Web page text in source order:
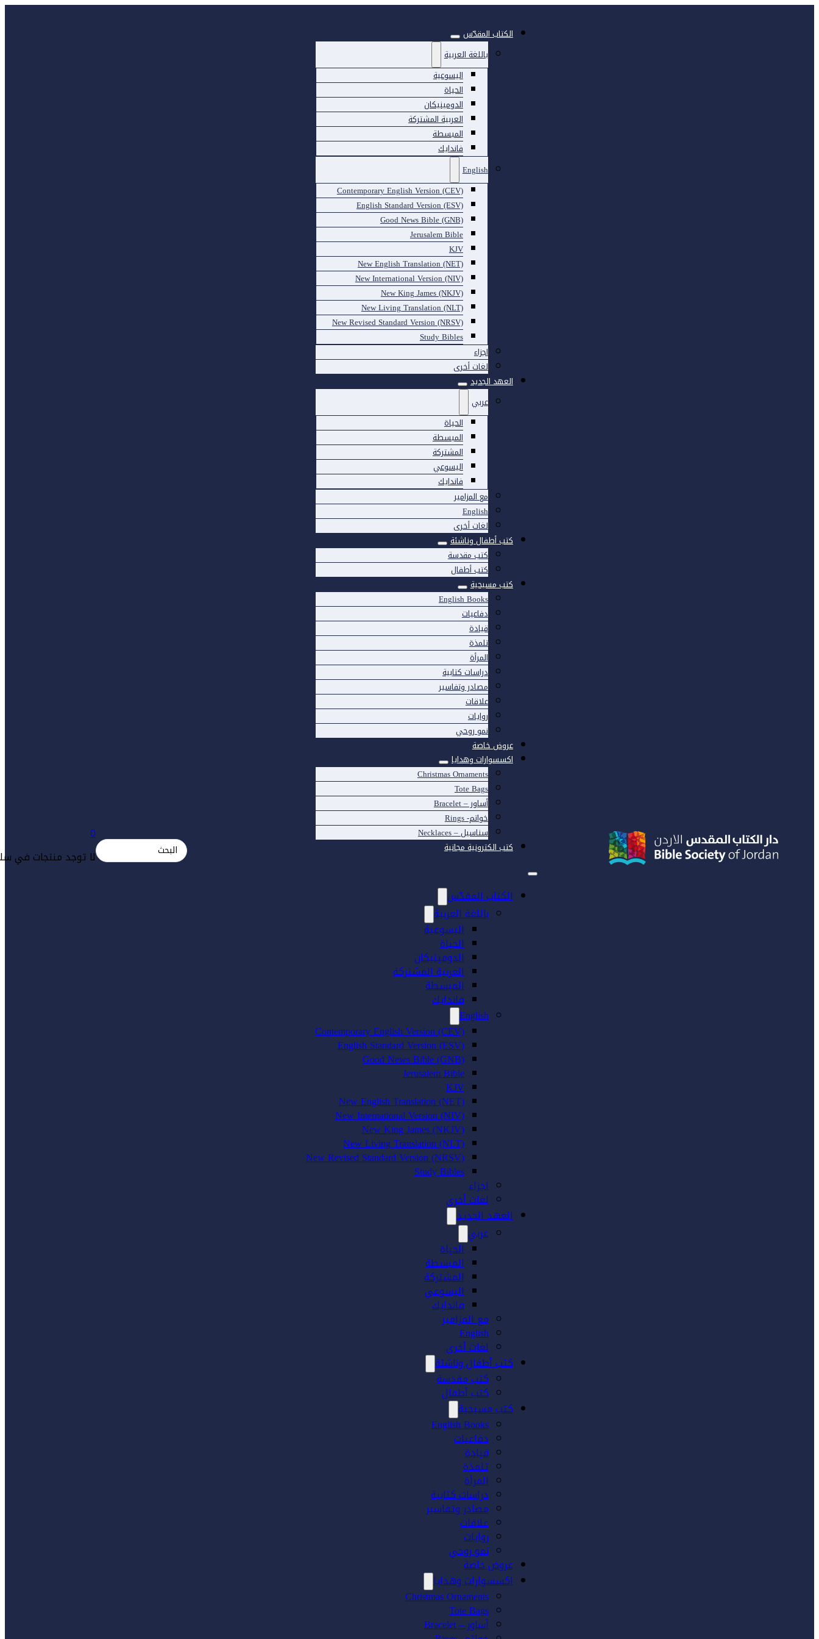
الكتاب المقدّس
باللغة العربية
اليسوعية
الحياة
الدومينيكان
العربية المشتركة
المبسطة
فاندايك
English
Contemporary English Version (CEV)
English Standard Version (ESV)
Good News Bible (GNB)
Jerusalem Bible
KJV
New English Translation (NET)
New International Version (NIV)
New King James (NKJV)
New Living Translation (NLT)
New Revised Standard Version (NRSV)
Study Bibles
اجزاء
لغات أخرى
العهد الجديد
عربي
الحياة
المبسطة
المشتركة
اليسوعي
فاندايك
مع المزامير
English
لغات أخرى
كتب أطفال وناشئة
كتب مقدسة
كتب أطفال
كتب مسيحية
English Books
دفاعيات
قيادة
تلمذة
المرأة
دراسات كتابية
مصادر وتفاسير
علاقات
روايات
نمو روحي
عروض خاصة
اكسسوارات وهدايا
Christmas Ornaments
Tote Bags
أساور – Bracelet
خواتم- Rings
سناسيل – Necklaces
كتب الكترونية مجانية
الكتاب المقدّس
باللغة العربية
اليسوعية
الحياة
الدومينيكان
العربية المشتركة
المبسطة
فاندايك
English
Contemporary English Version (CEV)
English Standard Version (ESV)
Good News Bible (GNB)
Jerusalem Bible
KJV
New English Translation (NET)
New International Version (NIV)
New King James (NKJV)
New Living Translation (NLT)
New Revised Standard Version (NRSV)
Study Bibles
اجزاء
لغات أخرى
العهد الجديد
عربي
الحياة
المبسطة
المشتركة
اليسوعي
فاندايك
مع المزامير
English
لغات أخرى
كتب أطفال وناشئة
كتب مقدسة
كتب أطفال
كتب مسيحية
English Books
دفاعيات
قيادة
تلمذة
المرأة
دراسات كتابية
مصادر وتفاسير
علاقات
روايات
نمو روحي
عروض خاصة
اكسسوارات وهدايا
Christmas Ornaments
Tote Bags
أساور – Bracelet
Search
...
0
لا توجد منتجات في